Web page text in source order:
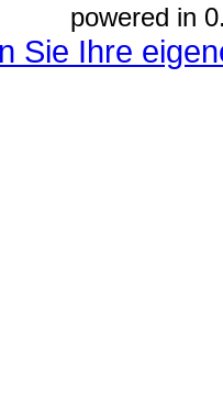
powered in
Sie Ihre